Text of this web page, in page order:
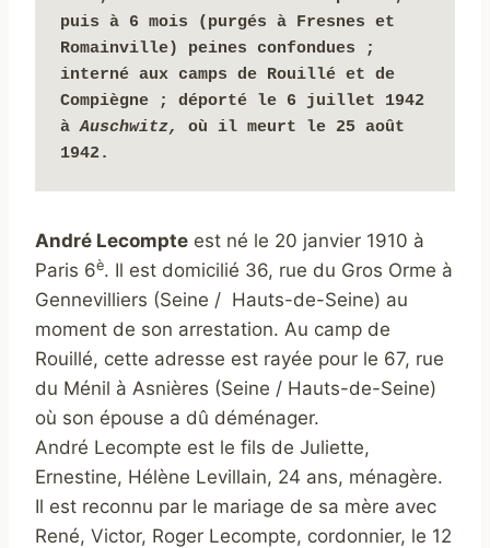
puis à 6 mois (purgés à Fresnes et
Romainville) peines confondues ;
interné aux camps de Rouillé et de
Compiègne ; déporté le 6 juillet 1942
à Auschwitz, où il meurt le 25 août
1942.
André Lecompte est né le 20 janvier 1910 à
Paris 6è. Il est domicilié 36, rue du Gros Orme à
Gennevilliers (Seine / Hauts-de-Seine) au
moment de son arrestation. Au camp de
Rouillé, cette adresse est rayée pour le 67, rue
du Ménil à Asnières (Seine / Hauts-de-Seine)
où son épouse a dû déménager.
André Lecompte est le fils de Juliette,
Ernestine, Hélène Levillain, 24 ans, ménagère.
Il est reconnu par le mariage de sa mère avec
René, Victor, Roger Lecompte, cordonnier, le 12